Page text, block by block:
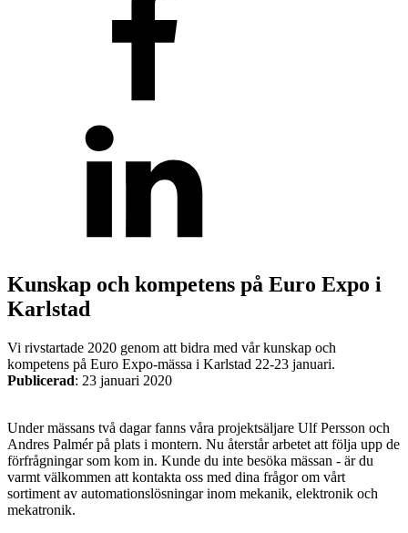
Axelkopplingar
Pulsgivare / EncodersWire-modulerGäng- och borrenheter
Motion
LinjärmotorerServodrifterRoterande ställdon
Kunskap och kompetens på Euro Expo i
Karlstad
Vi rivstartade 2020 genom att bidra med vår kunskap och
kompetens på Euro Expo-mässa i Karlstad 22-23 januari.
Publicerad: 23 januari 2020
Under mässans två dagar fanns våra projektsäljare Ulf Persson och
Andres Palmér på plats i montern. Nu återstår arbetet att följa upp de
förfrågningar som kom in. Kunde du inte besöka mässan - är du
varmt välkommen att kontakta oss med dina frågor om vårt
sortiment av automationslösningar inom mekanik, elektronik och
mekatronik.